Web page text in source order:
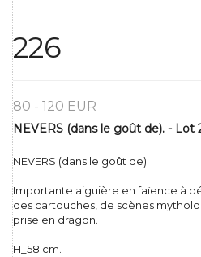
226
80 - 120 EUR
NEVERS (dans le goût de). - Lot
NEVERS (dans le goût de).
Importante aiguière en faïence à
des cartouches, de scènes
prise en dragon.
H_58 cm.